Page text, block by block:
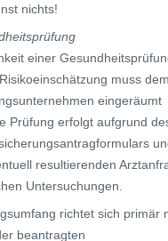
nichts!
einer
muss dem
eingeräumt
Prüfung erfolgt aufgrund
resultierenden
Untersuchungen.
richtet sich primär
beantragten